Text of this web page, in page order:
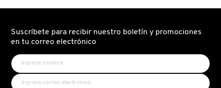
Suscríbete para recibir nuestro boletín y promociones
en tu correo electrónico